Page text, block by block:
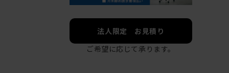
法人限定 お見積り
ご希望に応じて承ります。